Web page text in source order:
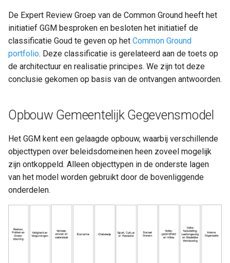
De Expert Review Groep van de Common Ground heeft het
initiatief GGM besproken en besloten het initiatief de
classificatie Goud te geven op het Common Ground
portfolio. Deze classificatie is gerelateerd aan de toets op
de architectuur en realisatie principes. We zijn tot deze
conclusie gekomen op basis van de ontvangen antwoorden.
Opbouw Gemeentelijk Gegevensmodel
Het GGM kent een gelaagde opbouw, waarbij verschillende
objecttypen over beleidsdomeinen heen zoveel mogelijk
zijn ontkoppeld. Alleen objecttypen in de onderste lagen
van het model worden gebruikt door de bovenliggende
onderdelen.